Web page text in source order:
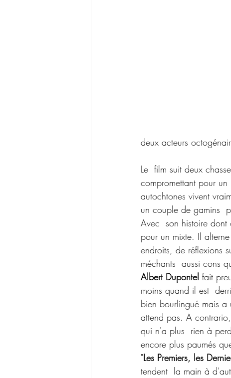
deux acteurs
Le  film suit deux
compromettant pour
autochtones vivent
un couple de gamins
Avec  son histoire
pour un mixte. Il
endroits, de réflexions
méchants  aussi cons
Albert Dupontel fait
moins quand il est
bien bourlingué mais
attend pas. A contrario,
qui n'a plus  rien à
encore plus paumés
"Les Premiers, les
tendent  la main à